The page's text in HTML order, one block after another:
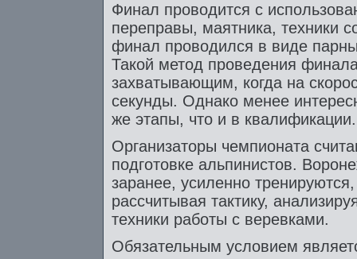
Финал проводится с
переправы, маятника, техники
финал проводился в виде
Такой метод проведения
захватывающим, когда на
секунды. Однако менее
же этапы, что и в квалификации.
Организаторы чемпионата
подготовке альпинистов.
заранее, усиленно
рассчитывая тактику,
техники работы с веревками.
Обязательным условием